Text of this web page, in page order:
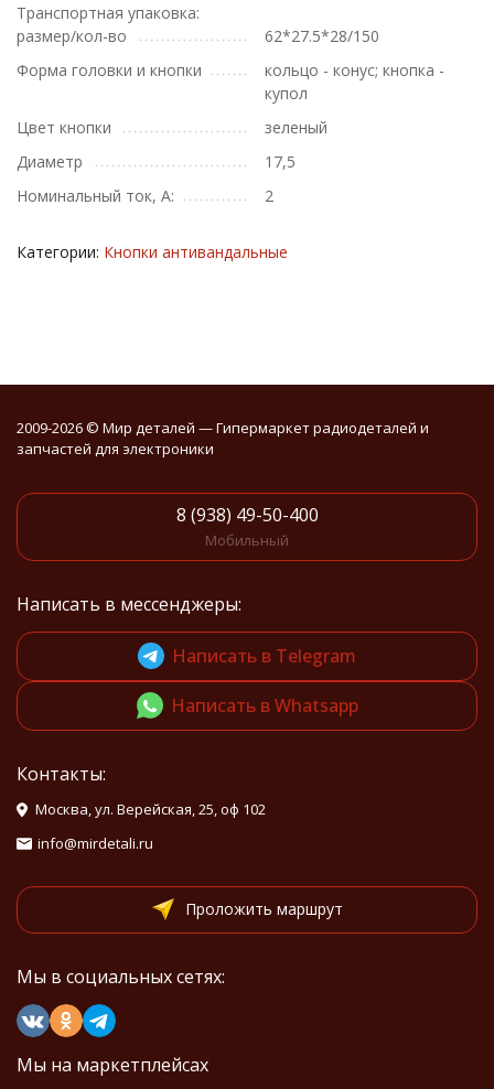
Транспортная упаковка:
размер/кол-во
62*27.5*28/150
Форма головки и кнопки
кольцо - конус; кнопка -
купол
Цвет кнопки
зеленый
Диаметр
17,5
Номинальный ток, А:
2
Категории: Кнопки антивандальные
2009-2026 © Мир деталей — Гипермаркет радиодеталей и
запчастей для электроники
8 (938) 49-50-400
Мобильный
Написать в мессенджеры:
Написать в Telegram
Написать в Whatsapp
Контакты:
Москва, ул. Верейская, 25, оф 102
info@mirdetali.ru
Проложить маршрут
Мы в социальных сетях:
Мы на маркетплейсах